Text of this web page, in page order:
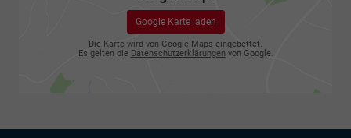
Google Karte laden
Die Karte wird von Google Maps eingebettet.
Es gelten die Datenschutzerklärungen von Google.